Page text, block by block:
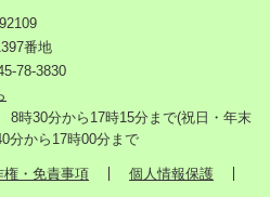
番地
78-3830
時30分から17時15分まで(祝日・年末
分から17時00分まで
権・免責事項
個人情報保護